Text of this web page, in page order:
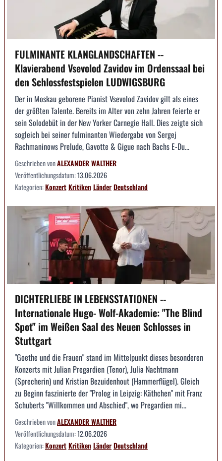
FULMINANTE KLANGLANDSCHAFTEN --
Klavierabend Vsevolod Zavidov im Ordenssaal bei
den Schlossfestspielen LUDWIGSBURG
Der in Moskau geborene Pianist Vsevolod Zavidov gilt als eines
der größten Talente. Bereits im Alter von zehn Jahren feierte er
sein Solodebüt in der New Yorker Carnegie Hall. Dies zeigte sich
sogleich bei seiner fulminanten Wiedergabe von Sergej
Rachmaninows Prelude, Gavotte & Gigue nach Bachs E-Du...
Geschrieben vonALEXANDER WALTHER
Veröffentlichungsdatum:13.06.2026
Kategorien:KonzertKritikenLänderDeutschland
DICHTERLIEBE IN LEBENSSTATIONEN --
Internationale Hugo- Wolf-Akademie: "The Blind
Spot" im Weißen Saal des Neuen Schlosses in
Stuttgart
"Goethe und die Frauen" stand im Mittelpunkt dieses besonderen
Konzerts mit Julian Pregardien (Tenor), Julia Nachtmann
(Sprecherin) und Kristian Bezuidenhout (Hammerflügel). Gleich
zu Beginn faszinierte der "Prolog in Leipzig: Käthchen" mit Franz
Schuberts "Willkommen und Abschied", wo Pregardien mi...
Geschrieben vonALEXANDER WALTHER
Veröffentlichungsdatum:12.06.2026
Kategorien:KonzertKritikenLänderDeutschland